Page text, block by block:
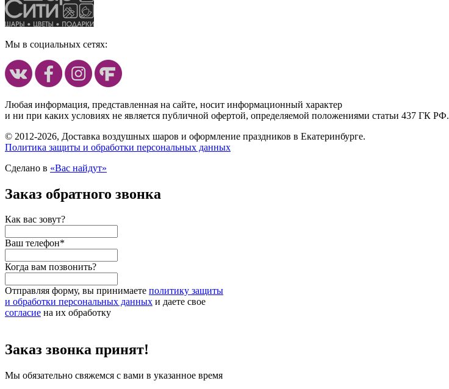
Мы в социальных сетях:
Любая информация, представленная на сайте, носит информационный характер
и ни при каких условиях не является публичной офертой, определяемой положениями статьи 437 ГК РФ.
© 2012-2026, Доставка воздушных шаров и оформление праздников в Екатеринбурге.
Политика защиты и обработки персональных данных
Сделано в «Вас найдут»
Заказ обратного звонка
Как вас зовут?
Ваш телефон*
Когда вам позвонить?
Отправляя форму, вы принимаете политику защиты
и обработки персональных данных и даете свое
согласие на их обработку
Заказ звонка принят!
Мы обязательно свяжемся с вами в указанное время